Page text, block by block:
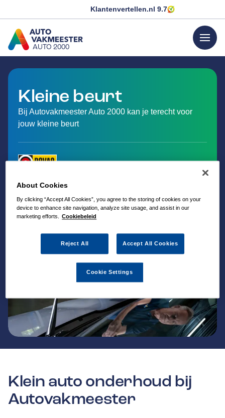
Klantenvertellen.nl 9.7
AUTO 2000
GA NAAR DE HOMEPAGINA
menu
Kleine beurt
Bij Autovakmeester Auto 2000 kan je terecht voor
jouw kleine beurt
Klein auto onderhoud bij
Autovakmeester
About Cookies
By clicking “Accept All Cookies”, you agree to the storing of cookies on your
device to enhance site navigation, analyze site usage, and assist in our
marketing efforts.
Cookiebeleid
Reject All Accept All Cookies
Cookie Settings